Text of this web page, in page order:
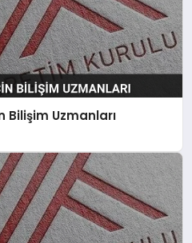
Bilişim Uzmanları